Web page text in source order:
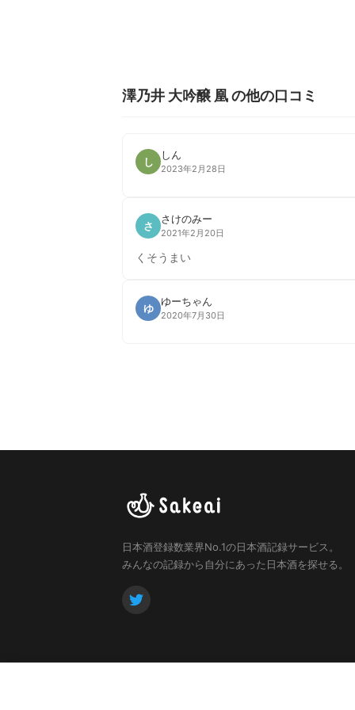
澤乃井 大吟醸 凰 の他の口コミ
し
しん
2023年2月28日
さ
さけのみー
2021年2月20日
くそうまい
ゆ
ゆーちゃん
2020年7月30日
日本酒登録数業界No.1の日本酒記録サービス。
みんなの記録から自分にあった日本酒を探せる。